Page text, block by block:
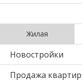
Жилая
Новостройки
Продажа